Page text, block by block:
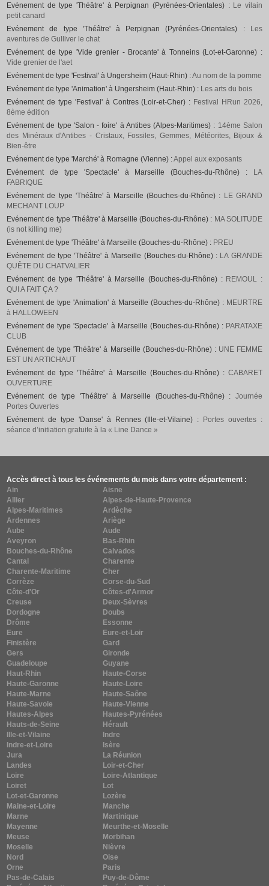
Evénement de type 'Théâtre' à Perpignan (Pyrénées-Orientales) : Le vilain
petit canard
Evénement de type 'Théâtre' à Perpignan (Pyrénées-Orientales) :
Les
aventures de Gulliver le chat
Evénement de type 'Vide grenier - Brocante' à Tonneins (Lot-et-Garonne) :
Vide grenier de l'aet
Evénement de type 'Festival' à Ungersheim (Haut-Rhin) :Au nom de la pomme
Evénement de type 'Animation' à Ungersheim (Haut-Rhin) : Les arts du bois
Evénement de type 'Festival' à Contres (Loir-et-Cher) : Festival HRun 2026,
8ème édition
Evénement de type 'Salon - foire' à Antibes (Alpes-Maritimes) : 14ème Salon
des Minéraux d'Antibes - Cristaux, Fossiles, Gemmes, Météorites, Bijoux &
Bien-être
Evénement de type 'Marché' à Romagne (Vienne) :Appel aux exposants
Evénement de type 'Spectacle' à Marseille (Bouches-du-Rhône) :
LA
FABRIQUE
Evénement de type 'Théâtre' à Marseille (Bouches-du-Rhône) : LE GRAND
MECHANT LOUP
Evénement de type 'Théâtre' à Marseille (Bouches-du-Rhône) : MA SOLITUDE
(is not killing me)
Evénement de type 'Théâtre' à Marseille (Bouches-du-Rhône) : PREU
Evénement de type 'Théâtre' à Marseille (Bouches-du-Rhône) : LA GRANDE
QUÊTE DU CHATVALIER
Evénement de type 'Théâtre' à Marseille (Bouches-du-Rhône) : REMOUL :
QUI A FAIT ÇA ?
Evénement de type 'Animation' à Marseille (Bouches-du-Rhône) : MEURTRE
à HALLOWEEN
Evénement de type 'Spectacle' à Marseille (Bouches-du-Rhône) : PARATAXE
CLUB
Evénement de type 'Théâtre' à Marseille (Bouches-du-Rhône) : UNE FEMME
EST UN ARTICHAUT
Evénement de type 'Théâtre' à Marseille (Bouches-du-Rhône) : CABARET
OUVERTURE
Evénement de type 'Théâtre' à Marseille (Bouches-du-Rhône) : Journée
Portes Ouvertes
Evénement de type 'Danse' à Rennes (Ille-et-Vilaine) :
Portes ouvertes :
séance d’initiation gratuite à la « Line Dance »
Accès direct à tous les événements du mois dans votre département :
Ain
Aisne
Allier
Alpes-de-Haute-Provence
Alpes-Maritimes
Ardèche
Ardennes
Ariège
Aube
Aude
Aveyron
Bas-Rhin
Bouches-du-Rhône
Calvados
Cantal
Charente
Charente-Maritime
Cher
Corrèze
Corse-du-Sud
Côte-d'Or
Côtes-d'Armor
Creuse
Deux-Sèvres
Dordogne
Doubs
Drôme
Essonne
Eure
Eure-et-Loir
Finistère
Gard
Gers
Gironde
Guadeloupe
Guyane
Haut-Rhin
Haute-Corse
Haute-Garonne
Haute-Loire
Haute-Marne
Haute-Saône
Haute-Savoie
Haute-Vienne
Hautes-Alpes
Hautes-Pyrénées
Hauts-de-Seine
Hérault
Ille-et-Vilaine
Indre
Indre-et-Loire
Isère
Jura
La Réunion
Landes
Loir-et-Cher
Loire
Loire-Atlantique
Loiret
Lot
Lot-et-Garonne
Lozère
Maine-et-Loire
Manche
Marne
Martinique
Mayenne
Meurthe-et-Moselle
Meuse
Morbihan
Moselle
Nièvre
Nord
Oise
Orne
Paris
Pas-de-Calais
Puy-de-Dôme